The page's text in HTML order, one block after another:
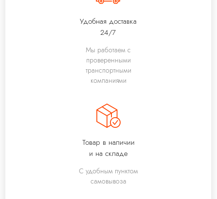
Удобная доставка
24/7
Товар в наличии
и на складе
Мы работаем с
проверенными
транспортными
компаниями
С удобным пунктом
самовывоза